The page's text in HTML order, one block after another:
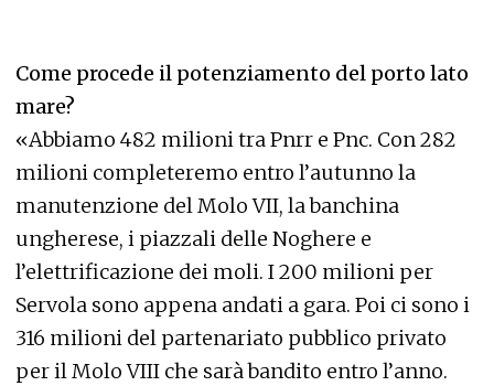
Come procede il potenziamento del porto lato
mare?
«Abbiamo 482 milioni tra Pnrr e Pnc. Con 282
milioni completeremo entro l’autunno la
manutenzione del Molo VII, la banchina
ungherese, i piazzali delle Noghere e
l’elettrificazione dei moli. I 200 milioni per
Servola sono appena andati a gara. Poi ci sono i
316 milioni del partenariato pubblico privato
per il Molo VIII che sarà bandito entro l’anno.